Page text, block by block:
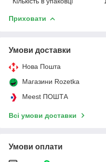
Приховати
Умови доставки
Нова Пошта
Магазини Rozetka
Meest ПОШТА
Всі умови доставки
Умови оплати